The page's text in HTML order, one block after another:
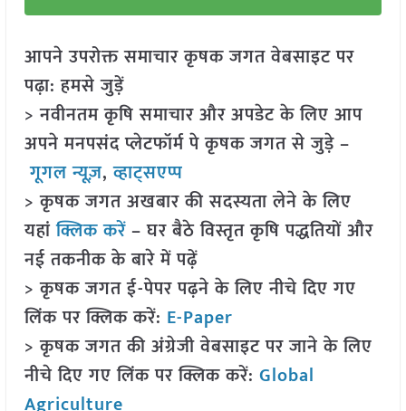
आपने उपरोक्त समाचार कृषक जगत वेबसाइट पर
पढ़ा: हमसे जुड़ें
> नवीनतम कृषि समाचार और अपडेट के लिए आप
अपने मनपसंद प्लेटफॉर्म पे कृषक जगत से जुड़े –
गूगल न्यूज़,व्हाट्सएप्प
> कृषक जगत अखबार की सदस्यता लेने के लिए
यहांक्लिक करें– घर बैठे विस्तृत कृषि पद्धतियों और
नई तकनीक के बारे में पढ़ें
> कृषक जगत ई-पेपर पढ़ने के लिए नीचे दिए गए
लिंक पर क्लिक करें: E-Paper
> कृषक जगत की अंग्रेजी वेबसाइट पर जाने के लिए
नीचे दिए गए लिंक पर क्लिक करें: Global